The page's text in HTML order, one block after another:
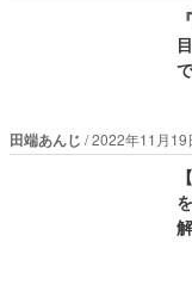
田端あんじ 2022年11月19